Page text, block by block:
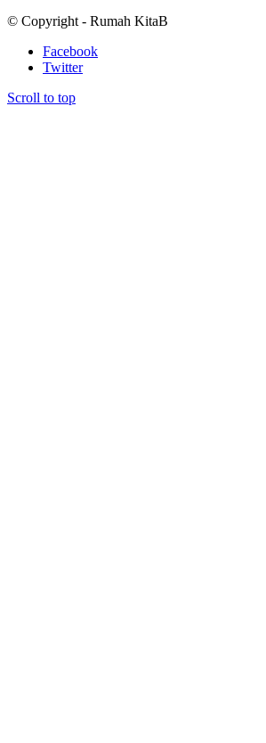
© Copyright - Rumah KitaB
Facebook
Twitter
Scroll to top